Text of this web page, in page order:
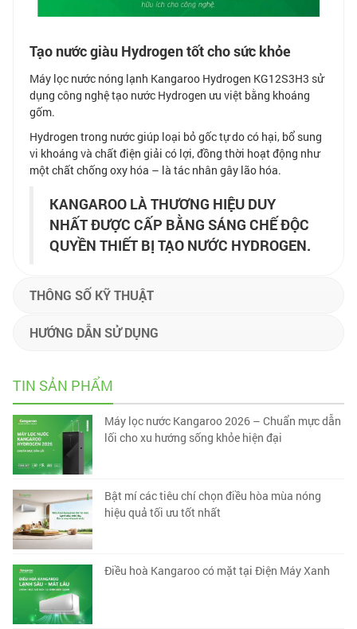
Tạo nước giàu Hydrogen tốt cho sức khỏe
Máy lọc nước nóng lạnh Kangaroo Hydrogen KG12S3H3 sử
dụng công nghệ tạo nước Hydrogen ưu việt bằng khoáng
gốm.
Hydrogen trong nước giúp loại bỏ gốc tự do có hại, bổ sung
vi khoáng và chất điện giải có lợi, đồng thời hoạt động như
một chất chống oxy hóa – là tác nhân gây lão hóa.
KANGAROO LÀ THƯƠNG HIỆU DUY
NHẤT ĐƯỢC CẤP BẰNG SÁNG CHẾ ĐỘC
QUYỀN THIẾT BỊ TẠO NƯỚC HYDROGEN.
THÔNG SỐ KỸ THUẬT
HƯỚNG DẪN SỬ DỤNG
TIN SẢN PHẨM
Máy lọc nước Kangaroo 2026 – Chuẩn mực dẫn
lối cho xu hướng sống khỏe hiện đại
Bật mí các tiêu chí chọn điều hòa mùa nóng
hiệu quả tối ưu tốt nhất
Điều hoà Kangaroo có mặt tại Điện Máy Xanh